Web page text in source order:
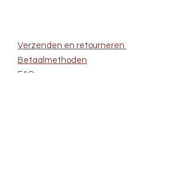
Verzenden en retourneren
Betaalmethoden
FAQ